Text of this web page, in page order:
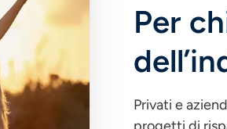
Per
Privati e